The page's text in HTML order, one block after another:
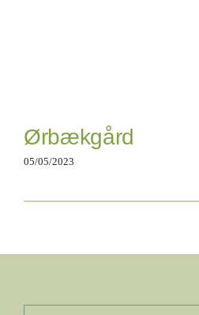
Ørbækgård
05/05/2023